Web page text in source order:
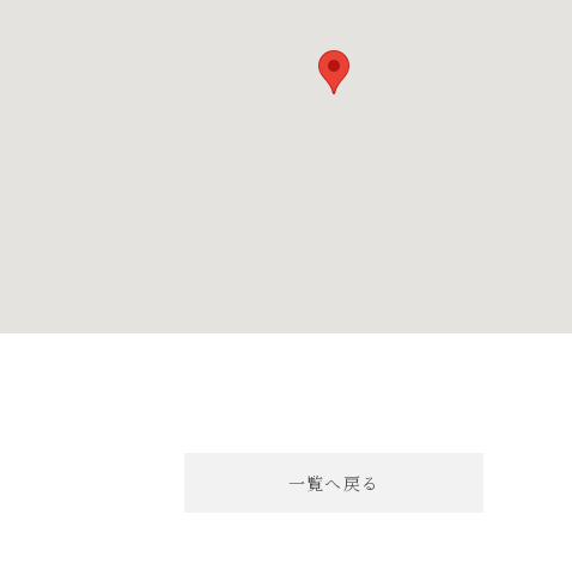
一覧へ戻る